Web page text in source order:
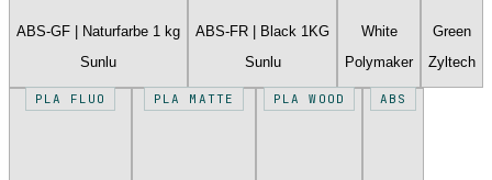
ABS-GF | Naturfarbe 1 kg
Sunlu
ABS-FR | Black 1KG
Sunlu
White
Polymaker
Green
Zyltech
PLA FLUO PLA MATTE PLA WOOD ABS